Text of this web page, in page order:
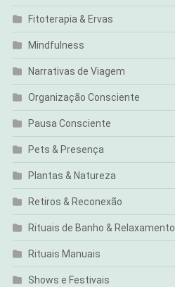
Fitoterapia & Ervas
Mindfulness
Narrativas de Viagem
Organização Consciente
Pausa Consciente
Pets & Presença
Plantas & Natureza
Retiros & Reconexão
Rituais de Banho & Relaxamento
Rituais Manuais
Shows e Festivais